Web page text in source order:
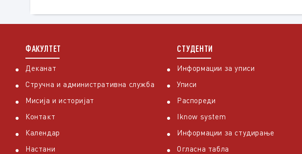
ФАКУЛТЕТ
Деканат
Стручна и административна служба
Мисија и историјат
Контакт
Календар
Настани
СТУДЕНТИ
Информации за уписи
Уписи
Распореди
Iknow system
Информации за студирање
Огласна табла